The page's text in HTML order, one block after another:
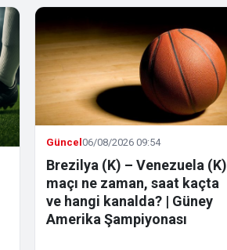
Güncel06/08/2026 09:54
Brezilya (K) – Venezuela (K)
maçı ne zaman, saat kaçta
ve hangi kanalda? | Güney
Amerika Şampiyonası